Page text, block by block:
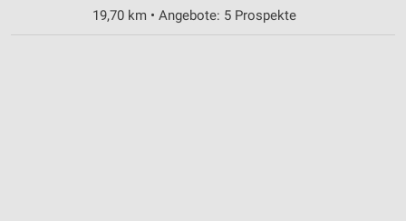
19,70 km • Angebote: 5 Prospekte